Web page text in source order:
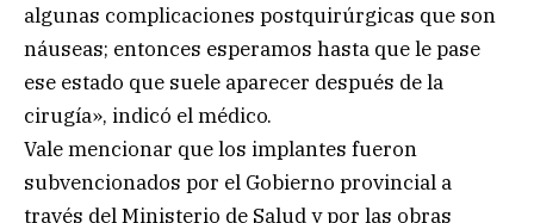
algunas complicaciones postquirúrgicas que son
náuseas; entonces esperamos hasta que le pase
ese estado que suele aparecer después de la
cirugía», indicó el médico.
Vale mencionar que los implantes fueron
subvencionados por el Gobierno provincial a
través del Ministerio de Salud y por las obras